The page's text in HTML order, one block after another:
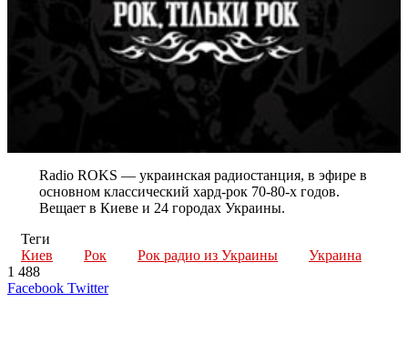
Radio ROKS — украинская радиостанция, в эфире в
основном классический хард-рок 70-80-х годов.
Вещает в Киеве и 24 городах Украины.
Теги
Киев
Рок Рок радио из Украины
Украина
1 488
Facebook TwitterLinkedIn
Tumblr
Reddit
Вконтакте
Одноклассники
Skype
Messenger
Messenger
WhatsApp
Telegram
Viber
Line
Поделиться
Печатать